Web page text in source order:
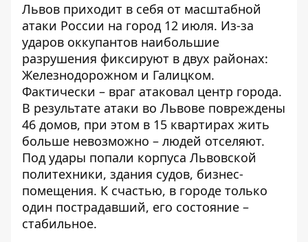
Львов приходит в себя от масштабной
атаки России на город 12 июля. Из-за
ударов оккупантов наибольшие
разрушения фиксируют в двух районах:
Железнодорожном и Галицком.
Фактически – враг атаковал центр города.
В результате атаки во Львове повреждены
46 домов, при этом в 15 квартирах жить
больше невозможно – людей отселяют.
Под удары попали корпуса Львовской
политехники, здания судов, бизнес-
помещения. К счастью, в городе только
один пострадавший, его состояние –
стабильное.